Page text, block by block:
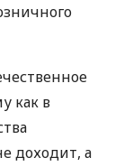
как в
доходит, а